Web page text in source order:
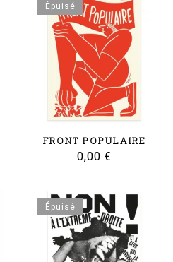
Épuisé
FRONT POPULAIRE
0,00 €
Épuisé